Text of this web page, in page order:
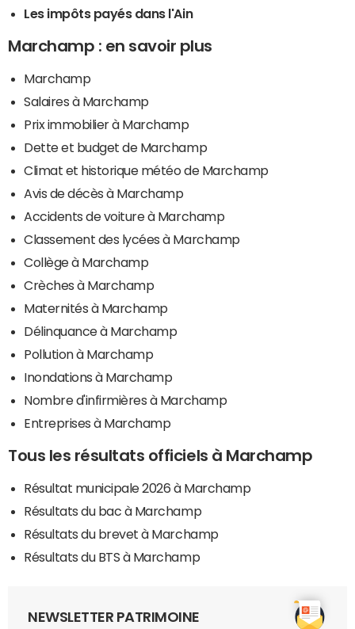
Les impôts payés dans l'Ain
Marchamp : en savoir plus
Marchamp
Salaires à Marchamp
Prix immobilier à Marchamp
Dette et budget de Marchamp
Climat et historique météo de Marchamp
Avis de décès à Marchamp
Accidents de voiture à Marchamp
Classement des lycées à Marchamp
Collège à Marchamp
Crèches à Marchamp
Maternités à Marchamp
Délinquance à Marchamp
Pollution à Marchamp
Inondations à Marchamp
Nombre d'infirmières à Marchamp
Entreprises à Marchamp
Tous les résultats officiels à Marchamp
Résultat municipale 2026 à Marchamp
Résultats du bac à Marchamp
Résultats du brevet à Marchamp
Résultats du BTS à Marchamp
NEWSLETTER PATRIMOINE